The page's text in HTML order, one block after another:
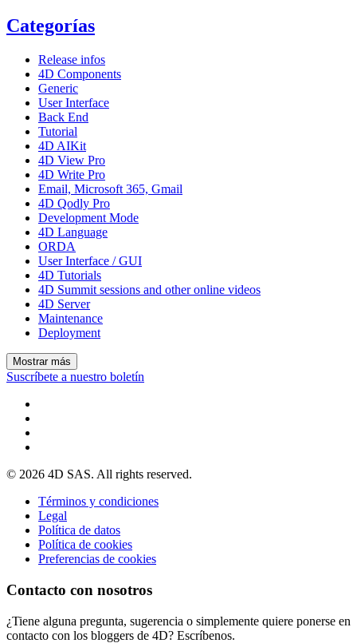
Categorías
Release infos
4D Components
Generic
User Interface
Back End
Tutorial
4D AIKit
4D View Pro
4D Write Pro
Email, Microsoft 365, Gmail
4D Qodly Pro
Development Mode
4D Language
ORDA
User Interface / GUI
4D Tutorials
4D Summit sessions and other online videos
4D Server
Maintenance
Deployment
Mostrar más
Suscríbete a nuestro boletín
© 2026 4D SAS. All rights reserved.
Términos y condiciones
Legal
Política de datos
Política de cookies
Preferencias de cookies
Contacto con nosotros
¿Tiene alguna pregunta, sugerencia o simplemente quiere ponerse en
contacto con los bloggers de 4D? Escríbenos.